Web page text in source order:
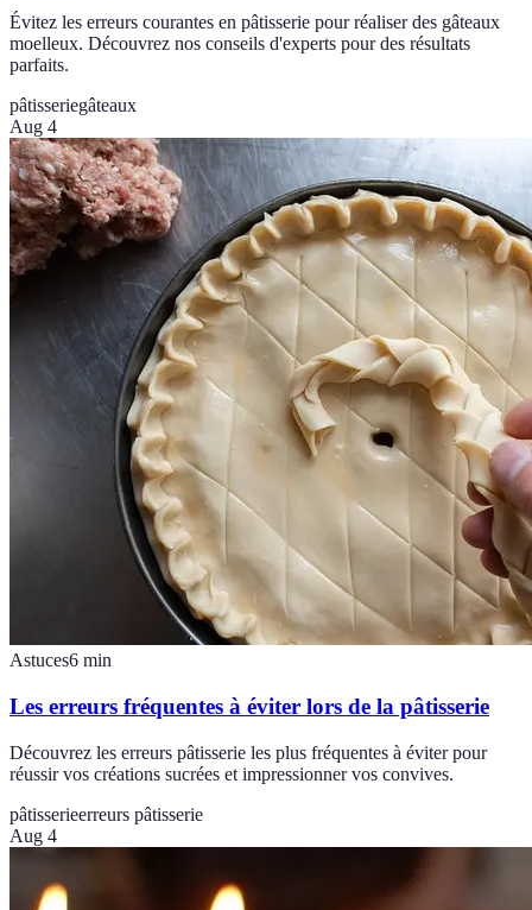
Évitez les erreurs courantes en pâtisserie pour réaliser des gâteaux
moelleux. Découvrez nos conseils d'experts pour des résultats
parfaits.
pâtisseriegâteaux
Aug 4
Astuces6 min
Les erreurs fréquentes à éviter lors de la pâtisserie
Découvrez les erreurs pâtisserie les plus fréquentes à éviter pour
réussir vos créations sucrées et impressionner vos convives.
pâtisserieerreurs pâtisserie
Aug 4